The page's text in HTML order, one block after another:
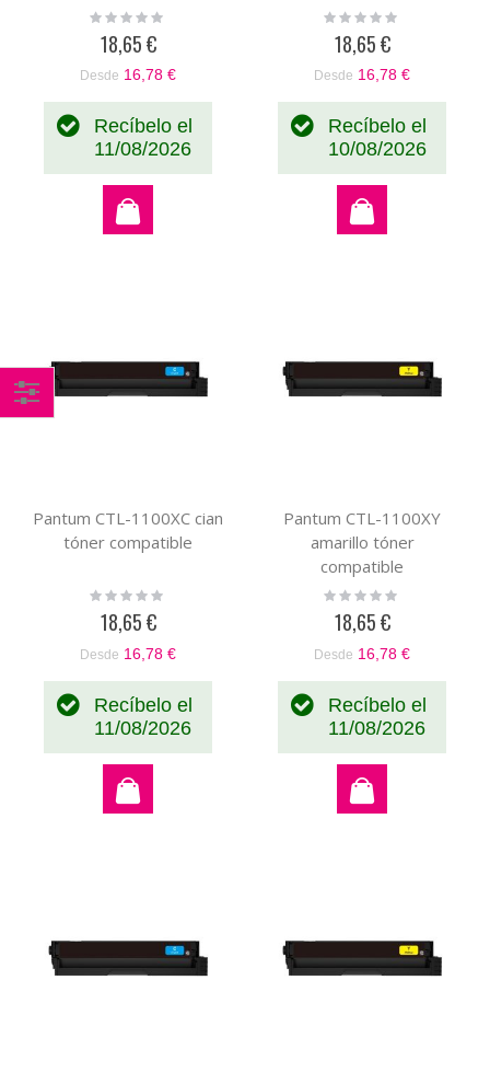
Rating:
18,65 €
Desde 16,78 €
Recíbelo el
11/08/2026
Rating:
18,65 €
Desde 16,78 €
Recíbelo el
10/08/2026
Pantum CTL-1100XC cian
tóner compatible
Rating:
18,65 €
Desde 16,78 €
Recíbelo el
11/08/2026
Pantum CTL-1100XY
amarillo tóner
compatible
Rating:
18,65 €
Desde 16,78 €
Recíbelo el
11/08/2026
Comprar